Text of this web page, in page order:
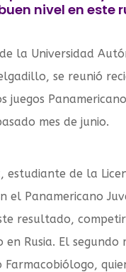
nivel en este
la Universidad
se reunió
mes de junio.
de la
el Panamericano
resultado,
Rusia. El
Farmacobiólogo,